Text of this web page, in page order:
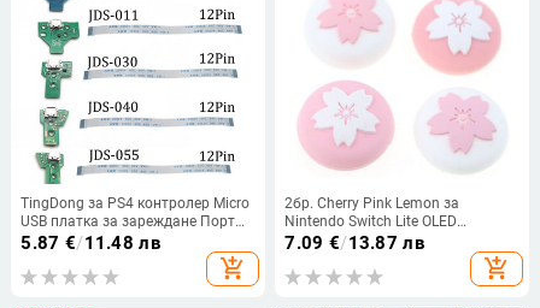
TingDong за PS4 контролер Micro
USB платка за зареждане Порт
гнездо жак Докинг станция 12Pin
14Pin JDS 001 011 030 040 055
Съединителен кабел
5.87 €/11.48 лв
add_shopping_cart
2бр. Cherry Pink Lemon за
Nintendo Switch Lite OLED
аналогова ръкохватка за палец
Nintend Swith Joy Con JoyCon
Controller Джойстик Cap Game
7.09 €/13.87 лв
add_shopping_cart